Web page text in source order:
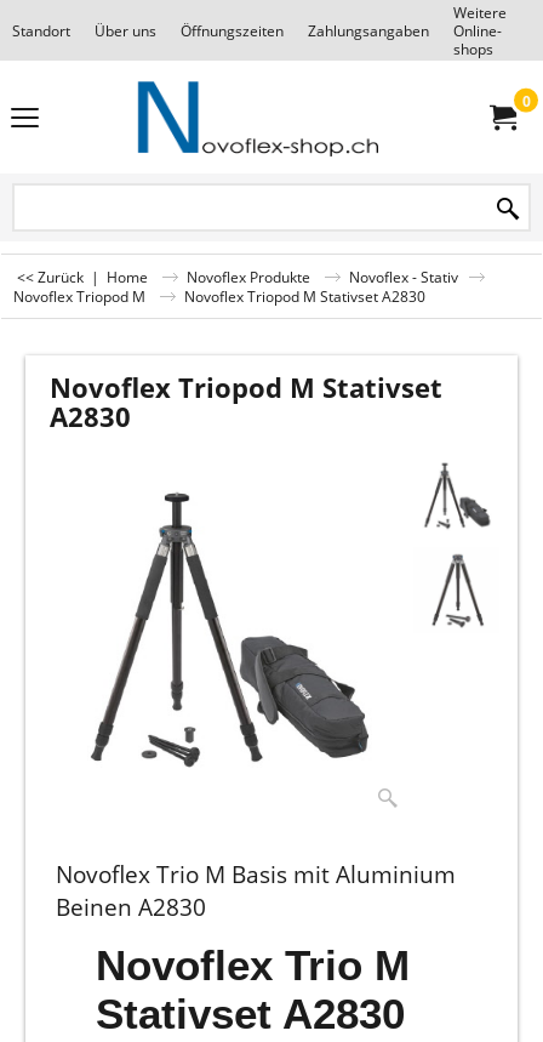
Standort Über uns Öffnungszeiten Zahlungsangaben
Weitere
Online-
shops
0
<< Zurück | Home Novoflex Produkte
Novoflex - Stativ
Novoflex Triopod M
Novoflex Triopod M Stativset A2830
Novoflex Triopod M Stativset
A2830
Novoflex Trio M Basis mit Aluminium
Beinen A2830
Novoflex Trio M
Stativset A2830